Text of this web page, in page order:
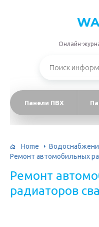
Онлайн-
Панели ПВХ
Home
Ремонт автомобильных
Ремонт
радиаторов